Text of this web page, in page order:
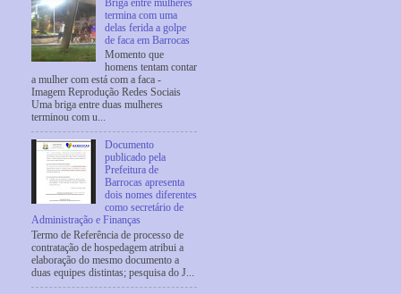
Briga entre mulheres
termina com uma
delas ferida a golpe
de faca em Barrocas
Momento que
homens tentam contar
a mulher com está com a faca -
Imagem Reprodução Redes Sociais
Uma briga entre duas mulheres
terminou com u...
Documento
publicado pela
Prefeitura de
Barrocas apresenta
dois nomes diferentes
como secretário de
Administração e Finanças
Termo de Referência de processo de
contratação de hospedagem atribui a
elaboração do mesmo documento a
duas equipes distintas; pesquisa do J...